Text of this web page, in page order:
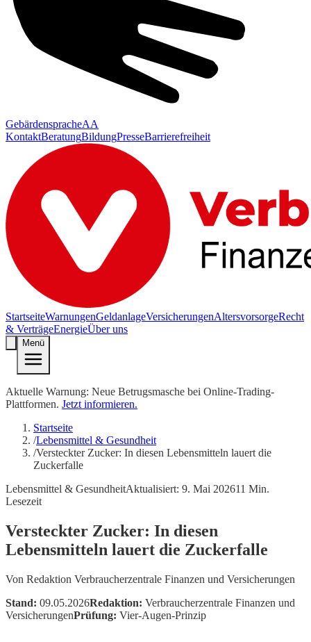
GebärdenspracheAA
KontaktBeratungBildungPresseBarrierefreiheit
StartseiteWarnungenGeldanlageVersicherungenAltersvorsorgeRecht
& VerträgeEnergieÜber uns
Menü
Aktuelle Warnung: Neue Betrugsmasche bei Online-Trading-
Plattformen. Jetzt informieren.
Startseite
/Lebensmittel & Gesundheit
/Versteckter Zucker: In diesen Lebensmitteln lauert die
Zuckerfalle
Lebensmittel & GesundheitAktualisiert: 9. Mai 202611 Min.
Lesezeit
Versteckter Zucker: In diesen
Lebensmitteln lauert die Zuckerfalle
Von Redaktion Verbraucherzentrale Finanzen und Versicherungen
Stand: 09.05.2026Redaktion: Verbraucherzentrale Finanzen und
VersicherungenPrüfung: Vier-Augen-Prinzip